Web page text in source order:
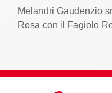
Melandri Gaudenzio
Rosa con il Fagiolo